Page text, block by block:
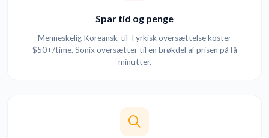
Spar tid og penge
Menneskelig Koreansk-til-Tyrkisk oversættelse koster
$50+/time. Sonix oversætter til en brøkdel af prisen på få
minutter.